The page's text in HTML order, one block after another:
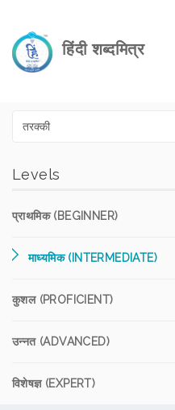
हिंदी शब्दमित्र
Levels
प्राथमिक (BEGINNER)
माध्यमिक (INTERMEDIATE)
कुशल (PROFICIENT)
उन्नत (ADVANCED)
विशेषज्ञ (EXPERT)